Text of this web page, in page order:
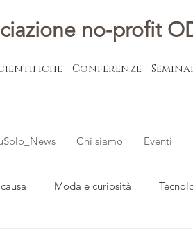
no-profit
- Conferenze -
Chi siamo Eventi
Moda e curiosità